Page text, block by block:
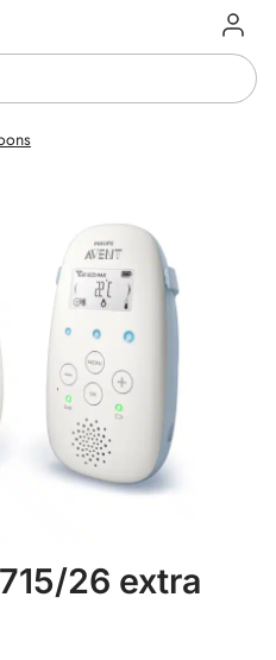
Log in
26 extra